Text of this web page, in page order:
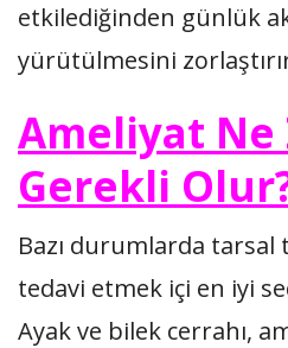
etkilediğinden günlük
yürütülmesini
Ameliyat Ne
Gerekli
Bazı durumlarda
tedavi etmek içi en iyi
Ayak ve bilek cerrahı,